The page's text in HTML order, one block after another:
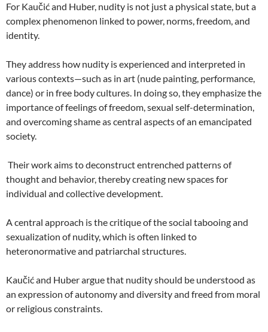
For Kaučić and Huber, nudity is not just a physical state, but a
complex phenomenon linked to power, norms, freedom, and
identity.
They address how nudity is experienced and interpreted in
various contexts—such as in art (nude painting, performance,
dance) or in free body cultures. In doing so, they emphasize the
importance of feelings of freedom, sexual self-determination,
and overcoming shame as central aspects of an emancipated
society.
Their work aims to deconstruct entrenched patterns of
thought and behavior, thereby creating new spaces for
individual and collective development.
A central approach is the critique of the social tabooing and
sexualization of nudity, which is often linked to
heteronormative and patriarchal structures.
Kaučić and Huber argue that nudity should be understood as
an expression of autonomy and diversity and freed from moral
or religious constraints.